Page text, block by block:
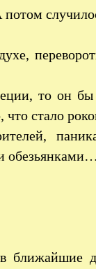
то он бы
что стало
обезьянками…